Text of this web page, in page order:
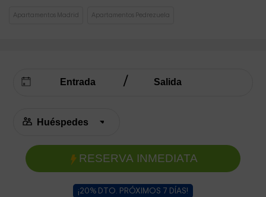
Apartamentos Madrid Apartamentos Pedrezuela
RESERVA INMEDIATA
¡20% DTO. PRÓXIMOS 7 DÍAS!